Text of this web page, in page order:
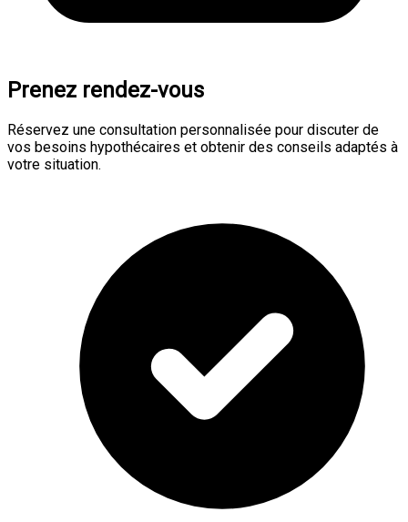
Prenez rendez-vous
Réservez une consultation personnalisée pour discuter de
vos besoins hypothécaires et obtenir des conseils adaptés à
votre situation.